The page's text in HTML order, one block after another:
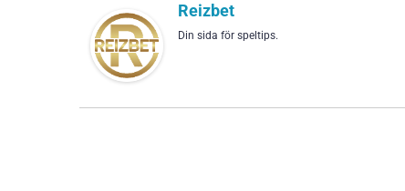
Reizbet
Din sida för speltips.